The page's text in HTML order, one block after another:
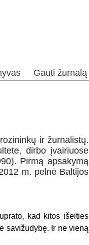
Gauti žurnalą
ir žurnalistų.
dirbo įvairiuose
Pirmą apsakymą
m. pelnė Baltijos
kad kitos išeities
savižudybę. Ir ne vieną